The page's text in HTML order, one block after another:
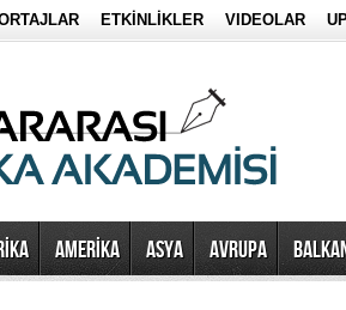
ETKİNLİKLER VIDEOLAR
AMERİKA ASYA AVRUPA